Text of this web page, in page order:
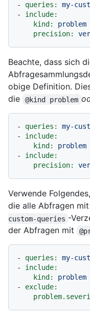
- queries:
my-
-
include:
kind:
problem
precision:
Beachte, dass sich
obige Definition.
die
@kind problem
- queries:
my-
-
include:
kind:
problem
-
include:
precision:
Verwende
die alle Abfragen mit
custom-queries -
der Abfragen mit
- queries:
my-
-
include:
kind:
problem
-
exclude: